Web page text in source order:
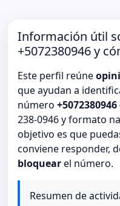
Información útil
+5072380946 y
Este perfil reúne
que ayudan a
número +5072380946
238-0946 y formato
objetivo es que
conviene responder,
bloquearel número.
Resumen de